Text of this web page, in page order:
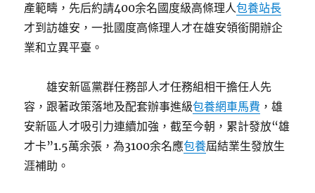
產範疇，先后約請400余名國度級高條理人包養站長
才到訪雄安，一批國度高條理人才在雄安領銜開辦企
業和立異平臺。
雄安新區黨群任務部人才任務組相干擔任人先
容，跟著政策落地及配套辦事進級包養網車馬費 ，雄
安新區人才吸引力連續加強，截至今朝，累計發放“雄
才卡”1.5萬余張，為3100余名應包養屆結業生發放生
涯補助。